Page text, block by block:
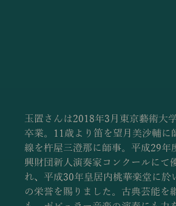
玉置さんは2018年3月東京藝術大
卒業。11歳より笛を望月美沙輔に
線を杵屋三澄那に師事。平成29年
興財団新人演奏家コンクールにて
れ、平成30年皇居内桃華楽堂に於
の栄誉を賜りました。古典芸能を